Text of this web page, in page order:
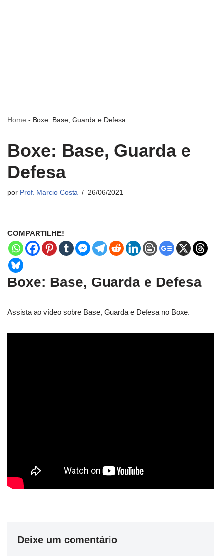
Home - Boxe: Base, Guarda e Defesa
Boxe: Base, Guarda e
Defesa
por Prof. Marcio Costa 26/06/2021
COMPARTILHE!
Boxe: Base, Guarda e Defesa
Assista ao vídeo sobre Base, Guarda e Defesa no Boxe.
Deixe um comentário